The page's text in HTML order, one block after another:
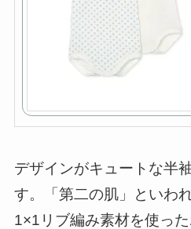
デザインがキュートな半
す。「第二の肌」といわ
1×1リブ編み素材を使っ